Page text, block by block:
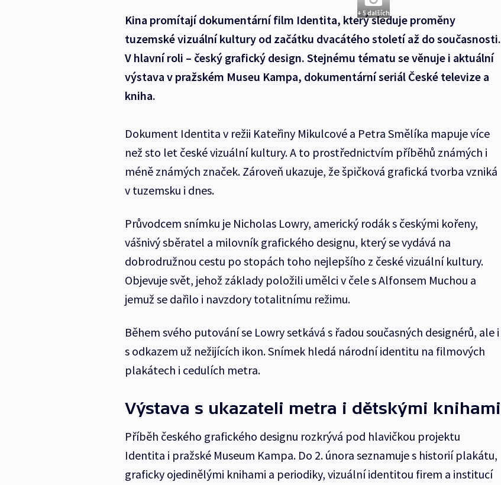
+ 5 dalších
Kina promítají dokumentární film Identita, který sleduje proměny
tuzemské vizuální kultury od začátku dvacátého století až do současnosti.
V hlavní roli – český grafický design. Stejnému tématu se věnuje i aktuální
výstava v pražském Museu Kampa, dokumentární seriál České televize a
kniha.
Dokument Identita v režii Kateřiny Mikulcové a Petra Smělíka mapuje více
než sto let české vizuální kultury. A to prostřednictvím příběhů známých i
méně známých značek. Zároveň ukazuje, že špičková grafická tvorba vzniká
v tuzemsku i dnes.
Průvodcem snímku je Nicholas Lowry, americký rodák s českými kořeny,
vášnivý sběratel a milovník grafického designu, který se vydává na
dobrodružnou cestu po stopách toho nejlepšího z české vizuální kultury.
Objevuje svět, jehož základy položili umělci v čele s Alfonsem Muchou a
jemuž se dařilo i navzdory totalitnímu režimu.
Během svého putování se Lowry setkává s řadou současných designérů, ale i
s odkazem už nežijících ikon. Snímek hledá národní identitu na filmových
plakátech i cedulích metra.
Výstava s ukazateli metra i dětskými knihami
Příběh českého grafického designu rozkrývá pod hlavičkou projektu
Identita i pražské Museum Kampa. Do 2. února seznamuje s historií plakátu,
graficky ojedinělými knihami a periodiky, vizuální identitou firem a institucí